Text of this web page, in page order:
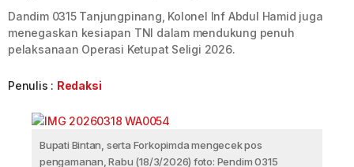
Dandim 0315 Tanjungpinang, Kolonel Inf Abdul Hamid juga
menegaskan kesiapan TNI dalam mendukung penuh
pelaksanaan Operasi Ketupat Seligi 2026.
Penulis : Redaksi
Bupati Bintan, serta Forkopimda mengecek pos
pengamanan, Rabu (18/3/2026) foto: Pendim 0315